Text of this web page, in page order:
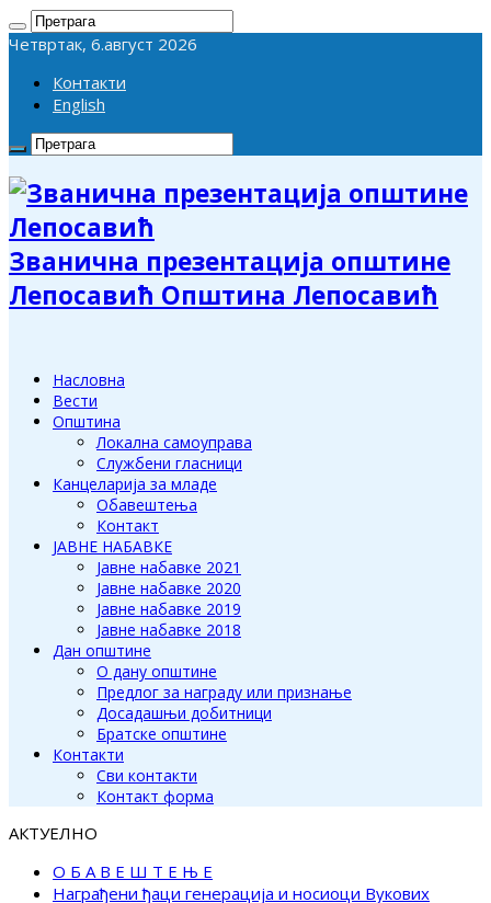
Четвртак, 6.август 2026
Контакти
English
Званична презентација општине
Лепосавић Општина Лепосавић
Насловна
Вести
Општина
Локална самоуправа
Службени гласници
Канцеларија за младе
Обавештења
Контакт
ЈАВНЕ НАБАВКЕ
Јавне набавке 2021
Јавне набавке 2020
Јавне набавке 2019
Јавне набавке 2018
Дан општине
О дану општине
Предлог за награду или признање
Досадашњи добитници
Братске општине
Контакти
Сви контакти
Контакт форма
АКТУЕЛНО
О Б А В Е Ш Т Е Њ Е
Награђени ђаци генерација и носиоци Вукових